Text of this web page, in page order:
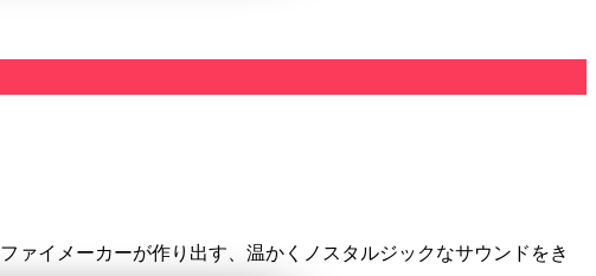
イメーカーが作り出す、温かくノスタルジックなサウンドをき